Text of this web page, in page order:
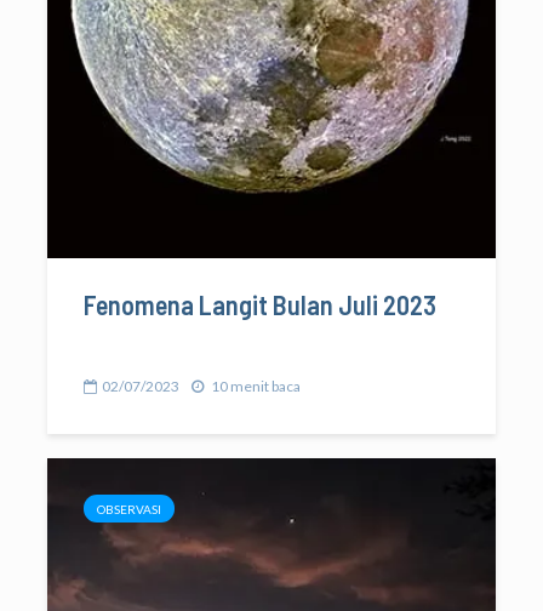
Fenomena Langit Bulan Juli 2023
02/07/2023 10 menit baca
OBSERVASI